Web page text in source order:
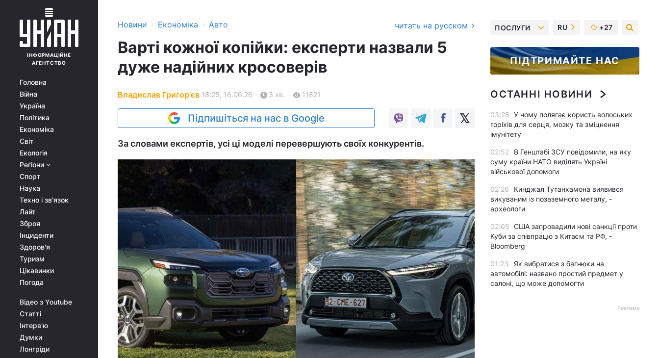
ІНФОРМАЦІЙНЕ
АГЕНТСТВО
Головна
Війна
Україна
Політика
Економіка
Світ
Екологія
Регіони
Спорт
Наука
Техно і зв'язок
Лайт
Зброя
Інциденти
Здоров'я
Туризм
Цікавинки
Погода
Відео з Youtube
Статті
Інтерв'ю
Думки
Лонгріди
Новини › Економіка › Авто читать на русском
Варті кожної копійки: експерти назвали 5
дуже надійних кросоверів
Владислав Григор'єв 18:25, 16.06.26 3 хв. 11821
Підпишіться на нас в Google
За словами експертів, усі ці моделі перевершують своїх конкурентів.
ПОСЛУГИ RU +27
ПІДТРИМАЙТЕ НАС
ОСТАННІ НОВИНИ
03:28 У чому полягає користь волоських
горіхів для серця, мозку та зміцнення
імунітету
02:52
В Генштабі ЗСУ повідомили, на яку
суму країни НАТО виділять Україні
військової допомоги
02:26
Кинджал Тутанхамона виявився
викуваним із позаземного металу, -
археологи
02:05 США запровадили нові санкції проти
Куби за співпрацю з Китаєм та РФ, -
Bloomberg
01:23
Як вибратися з багнюки на
автомобілі: названо простий предмет у
салоні, що може допомогти
Реклама